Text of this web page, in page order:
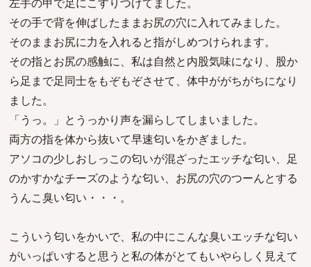
その手で背を伸ばしたままお尻の穴に入れてみました。
そのままお尻に力を入れると指がしめつけられます。
その指とお尻の感触に、私は自然と内股気味になり、股か
ら足まで足同士をもぞもぞさせて、体中ががちがちになり
ました。
「うっ。」とうっかり声を漏らしてしまいました。
両方の指を体から抜いて早速匂いをかぎました。
アソコの少しおしっこの匂いが混ざったエッチな匂い、足
のかすかなチーズのような匂い、お尻の穴のつーんとする
うんこ臭い匂い・・・。
こういう匂いをかいで、私の中にこんな臭いエッチな匂い
がいっぱいすると思うと私の体がとてもいやらしく見えて